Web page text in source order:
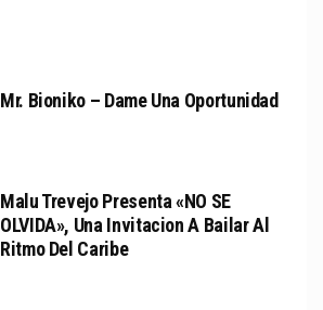
Mr. Bioniko – Dame Una Oportunidad
Malu Trevejo Presenta «NO SE
OLVIDA», Una Invitacion A Bailar Al
Ritmo Del Caribe